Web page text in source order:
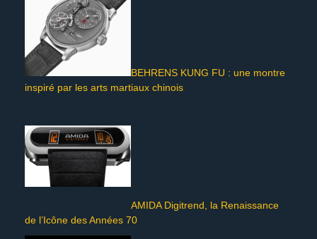
BEHRENS KUNG FU : une montre
inspiré par les arts martiaux chinois
AMIDA Digitrend, la Renaissance
de l’Icône des Années 70